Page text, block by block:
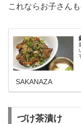
これならお子さん
SAKANAZA
づけ茶漬け